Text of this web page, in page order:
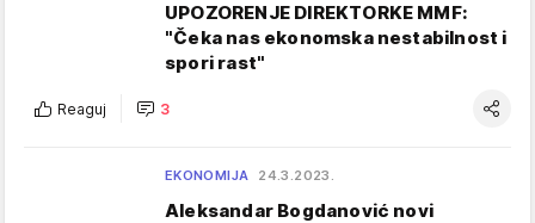
UPOZORENJE DIREKTORKE MMF:
"Čeka nas ekonomska nestabilnost i
spori rast"
Reaguj 3
EKONOMIJA 24.3.2023.
Aleksandar Bogdanović novi